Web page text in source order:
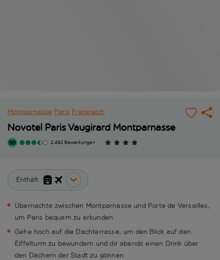
Montparnasse Paris Frankreich
Novotel Paris Vaugirard Montparnasse
2.492 Bewertungen
Enthält:
Übernachte zwischen Montparnasse und Porte de Versailles,
um Paris bequem zu erkunden
Gehe hoch auf die Dachterrasse, um den Blick auf den
Eiffelturm zu bewundern und dir abends einen Drink über
den Dächern der Stadt zu gönnen